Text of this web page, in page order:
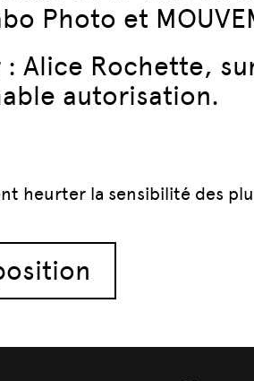
Photo et
Alice Rochette,
autorisation.
heurter la sensibilité des